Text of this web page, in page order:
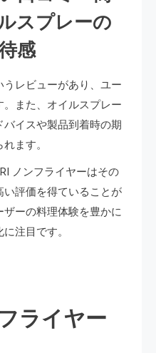
スプレーの
感
レビューがあり、ユー
また、オイルスプレー
イスや製品到着時の期
ます。
ノンフライヤーはその
評価を得ていることが
ーの料理体験を豊かに
注目です。
ライヤー